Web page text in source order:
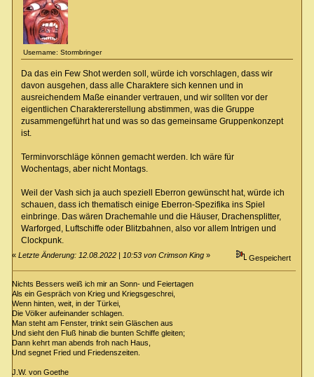
Username: Stormbringer
Da das ein Few Shot werden soll, würde ich vorschlagen, dass wir
davon ausgehen, dass alle Charaktere sich kennen und in
ausreichendem Maße einander vertrauen, und wir sollten vor der
eigentlichen Charaktererstellung abstimmen, was die Gruppe
zusammengeführt hat und was so das gemeinsame Gruppenkonzept
ist.
Terminvorschläge können gemacht werden. Ich wäre für
Wochentags, aber nicht Montags.
Weil der Vash sich ja auch speziell Eberron gewünscht hat, würde ich
schauen, dass ich thematisch einige Eberron-Spezifika ins Spiel
einbringe. Das wären Drachemahle und die Häuser, Drachensplitter,
Warforged, Luftschiffe oder Blitzbahnen, also vor allem Intrigen und
Clockpunk.
«Letzte Änderung: 12.08.2022 | 10:53 von Crimson King » Gespeichert
Nichts Bessers weiß ich mir an Sonn- und Feiertagen
Als ein Gespräch von Krieg und Kriegsgeschrei,
Wenn hinten, weit, in der Türkei,
Die Völker aufeinander schlagen.
Man steht am Fenster, trinkt sein Gläschen aus
Und sieht den Fluß hinab die bunten Schiffe gleiten;
Dann kehrt man abends froh nach Haus,
Und segnet Fried und Friedenszeiten.
J.W. von Goethe